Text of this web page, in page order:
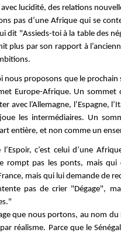
lucidité, des relations
pas d’une Afrique qui se
dit "Assieds-toi à la table des
plus par son rapport à
nous proposons que le
Europe-Afrique. Un sommet
avec l’Allemagne, l’Espagne,
les intermédiaires. Un
entière, et non comme un
l’Espoir, c’est celui d’une
rompt pas les ponts, mais
mais qui lui demande de
pas de crier "Dégage",
que nous portons, au nom
réalisme. Parce que le